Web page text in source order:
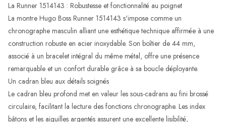
La Runner 1514143 : Robustesse et fonctionnalité au poignet
La montre Hugo Boss Runner 1514143 s'impose comme un
chronographe masculin alliant une esthétique technique affirmée à une
construction robuste en acier inoxydable. Son boîtier de 44 mm,
associé à un bracelet intégral du même métal, offre une présence
remarquable et un confort durable grâce à sa boucle déployante.
Un cadran bleu aux détails soignés
Le cadran bleu profond met en valeur les sous-cadrans au fini brossé
circulaire, facilitant la lecture des fonctions chronographe. Les index
bâtons et les aiguilles argentés assurent une excellente lisibilité,